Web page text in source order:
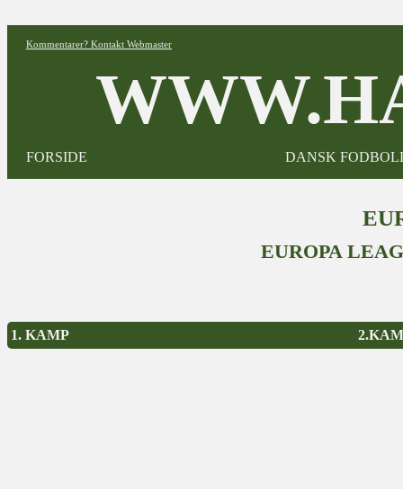
Kommentarer? Kontakt Webmaster
FORSIDE DANSK
EUROPA
1. KAMP